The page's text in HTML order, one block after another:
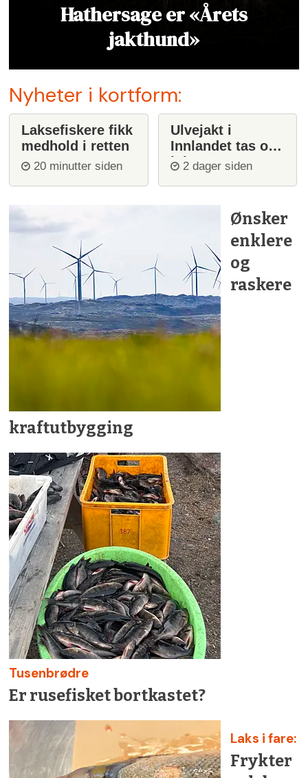
Hathersage er «Årets
jakthund»
Nyheter i kortform:
Laksefiskere fikk
medhold i retten
20 minutter siden
Ulvejakt i
Innlandet tas opp
igjen
2 dager siden
Ønsker
enklere
og
raskere
kraftutbygging
Tusenbrødre
Er rusefisket bortkastet?
Laks i fare:
Frykter